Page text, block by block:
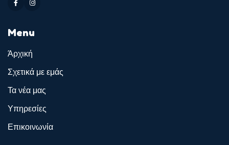
Menu
Άρχική
Σχετικά με εμάς
Τα νέα μας
Υπηρεσίες
Επικοινωνία